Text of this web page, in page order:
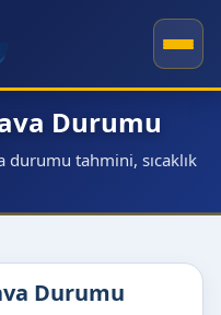
Durumu
durumu tahmini, sıcaklık
Durumu